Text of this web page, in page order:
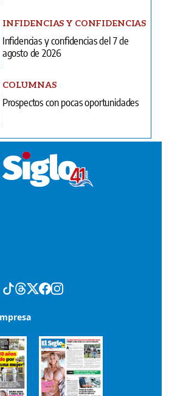
INFIDENCIAS Y CONFIDENCIAS
Infidencias y confidencias del 7 de
agosto de 2026
COLUMNAS
Prospectos con pocas oportunidades